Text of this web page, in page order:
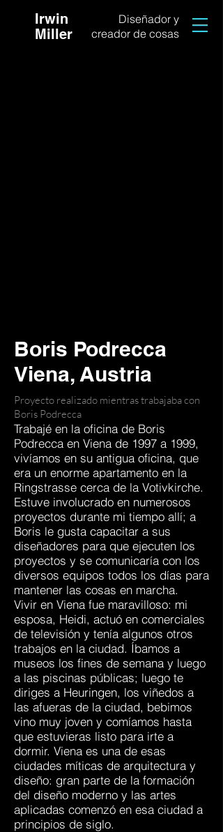
Irwin
Miller
Diseñador y
creador de cosas
Boris Podrecca
Viena, Austria
Proyecto realizado mientras trabajaba con
Boris Podrecca
Trabajé en la oficina de Boris
Podrecca en Viena de 1997 a 1999,
vivíamos en su antigua oficina, que
era un enorme apartamento en la
Ringstrasse cerca de la Votivkirche.
Estuve involucrado en numerosos
proyectos durante mi tiempo allí; a
Boris le gusta capacitar a sus
diseñadores para que ejecuten los
proyectos y se comunicaría con los
diversos equipos todos los días para
mantener las cosas en marcha.
Vivir en Viena fue maravilloso: mi
esposa, Heidi, actuó en comerciales
de televisión y tenía algunos otros
trabajos en la ciudad. Íbamos a
museos los fines de semana y luego
a las piscinas públicas; luego te
diriges a Heuringen, los viñedos a
las afueras de la ciudad, bebimos
vino muy joven y comíamos hasta
que estuvieras listo para irte a
dormir. Viena es una de esas
ciudades míticas de arquitectura y
diseño: gran parte de la formación
del diseño moderno y las artes
aplicadas comenzó en esa ciudad a
principios de siglo.